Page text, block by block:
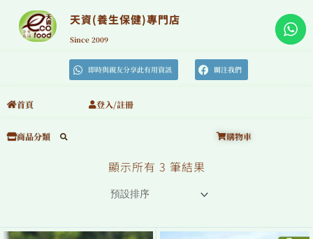
天資(養生保健)專門店
Since 2009
即時與親友分享此有用資訊 關注我們
首頁 登入/註冊
商品分類 購物車
顯示所有 3 筆結果
原
目